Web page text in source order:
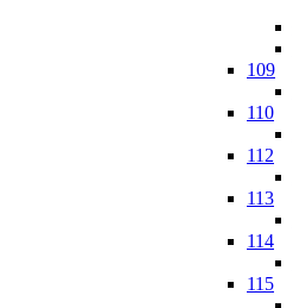
109
110
112
113
114
115